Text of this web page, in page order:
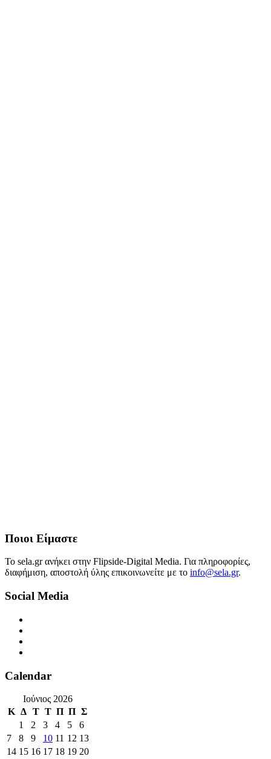
Ποιοι Είμαστε
Το sela.gr ανήκει στην Flipside-Digital Media. Για πληροφορίες,
διαφήμιση, αποστολή ύλης επικοινωνείτε με το info@sela.gr.
Social Media
Calendar
Ιούνιος 2026
Κ Δ Τ Τ Π Π Σ
1
2 3 4 5
6
7
8 9 10 11 12 13
14 15 16 17 18 19 20